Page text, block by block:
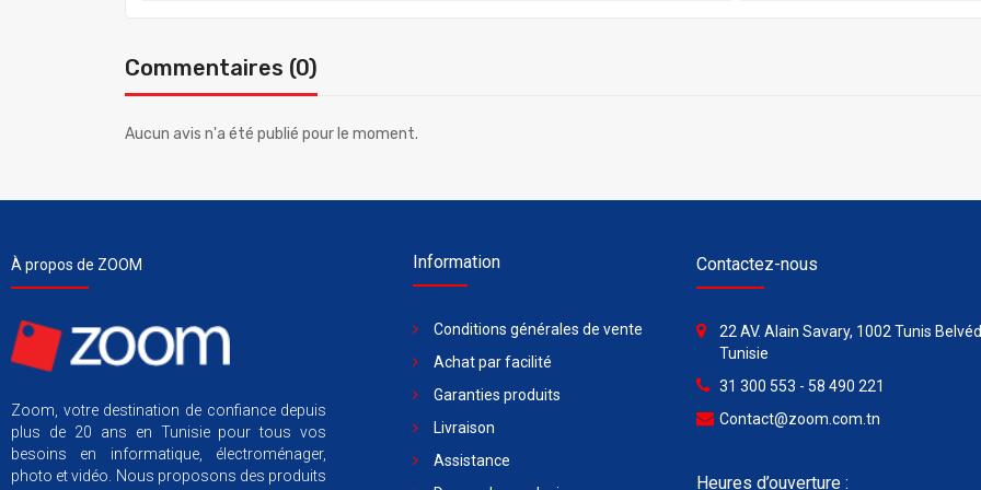
Commentaires (0)
Aucun avis n'a été publié pour le moment.
À propos de ZOOM
Zoom, votre destination de confiance depuis
plus de 20 ans en Tunisie pour tous vos
besoins en informatique, électroménager,
photo et vidéo. Nous proposons des produits
Information
Conditions générales de vente
Achat par facilité
Garanties produits
Livraison
Assistance
Contactez-nous
22 AV. Alain Savary, 1002 Tunis
Tunisie
31 300 553 - 58 490 221
Contact@zoom.com.tn
Heures d’ouverture :